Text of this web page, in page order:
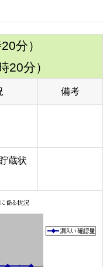
分）
20分）
備考
蔵状